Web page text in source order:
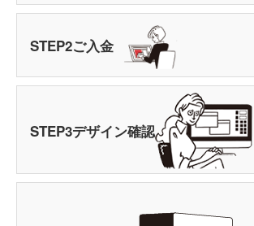
STEP2ご入金
STEP3デザイン確認